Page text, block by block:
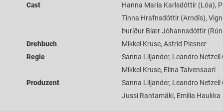
Cast
Hanna María Karlsdóttir (Lóa),
Tinna Hrafnsdóttir (Arndís),
Þuríður Blær Jóhannsdóttir
Drehbuch
Mikkel Kruse, Astrid Plesner
Regie
Sanna Liljander, Leandro Netzell
Mikkel Kruse, Elina Talvensaari
Produzent
Sanna Liljander, Leandro Netzell
Jussi Rantamäki, Emilia Haukka